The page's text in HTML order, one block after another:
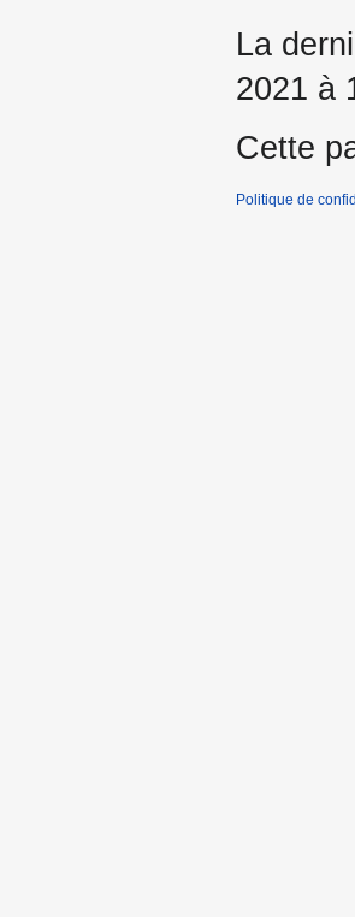
La
2021 à
Cette
Politique de